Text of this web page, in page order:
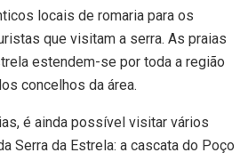
locais de romaria para os
que visitam a serra. As praias
estendem-se por toda a região
concelhos da área.
é ainda possível visitar vários
Serra da Estrela: a cascata do Poço